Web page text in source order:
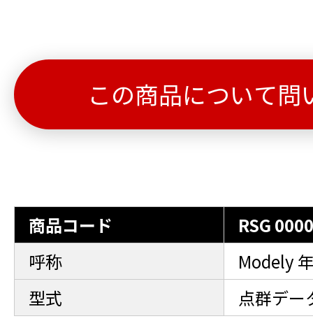
この商品について問
商品コード
RSG
呼称
Modely
型式
点群デー